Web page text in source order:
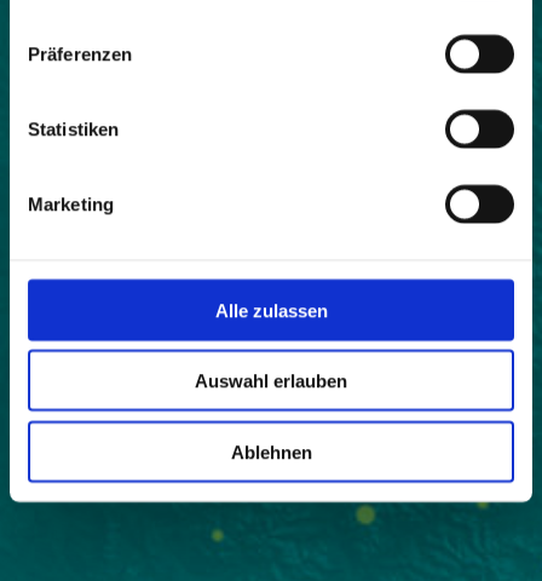
Präferenzen
Statistiken
Marketing
Alle zulassen
Auswahl erlauben
Ablehnen